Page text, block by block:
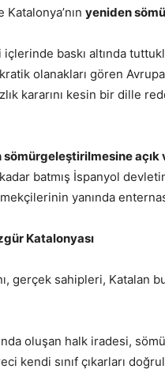
yeniden
içlerinde baskı altında
olanakları gören
kararını kesin bir dille
sömürgeleştirilmesine
batmış İspanyol
yanında
Katalonyası
gerçek sahipleri,
oluşan halk iradesi,
kendi sınıf çıkarları